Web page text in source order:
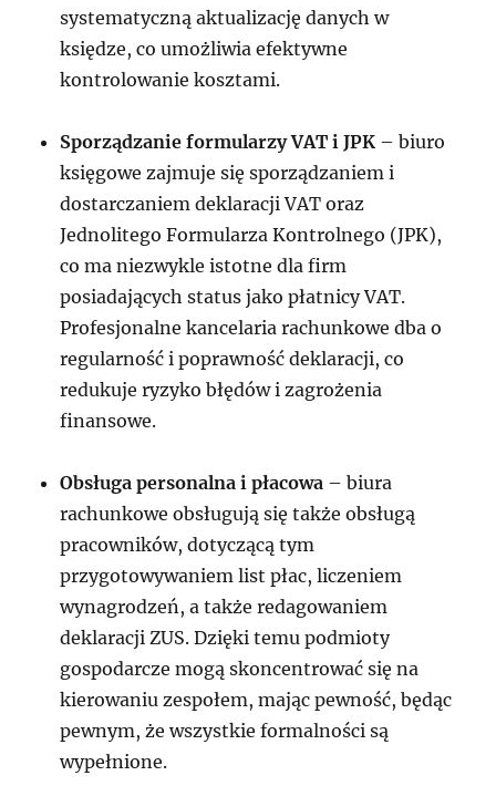
systematyczną aktualizację danych w
księdze, co umożliwia efektywne
kontrolowanie kosztami.
Sporządzanie formularzy VAT i JPK – biuro
księgowe zajmuje się sporządzaniem i
dostarczaniem deklaracji VAT oraz
Jednolitego Formularza Kontrolnego (JPK),
co ma niezwykle istotne dla firm
posiadających status jako płatnicy VAT.
Profesjonalne kancelaria rachunkowe dba o
regularność i poprawność deklaracji, co
redukuje ryzyko błędów i zagrożenia
finansowe.
Obsługa personalna i płacowa – biura
rachunkowe obsługują się także obsługą
pracowników, dotyczącą tym
przygotowywaniem list płac, liczeniem
wynagrodzeń, a także redagowaniem
deklaracji ZUS. Dzięki temu podmioty
gospodarcze mogą skoncentrować się na
kierowaniu zespołem, mając pewność, będąc
pewnym, że wszystkie formalności są
wypełnione.